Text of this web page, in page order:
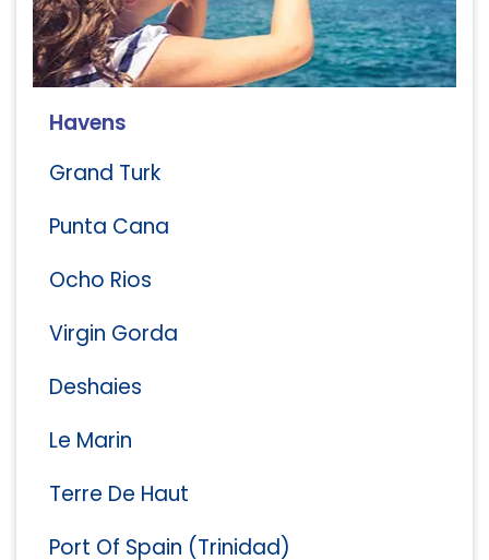
Havens
Grand Turk
Punta Cana
Ocho Rios
Virgin Gorda
Deshaies
Le Marin
Terre De Haut
Port Of Spain (Trinidad)